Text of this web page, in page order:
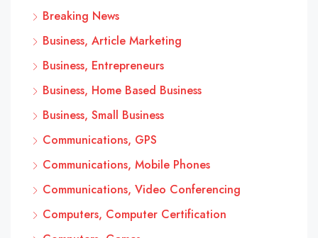
Breaking News
Business, Article Marketing
Business, Entrepreneurs
Business, Home Based Business
Business, Small Business
Communications, GPS
Communications, Mobile Phones
Communications, Video Conferencing
Computers, Computer Certification